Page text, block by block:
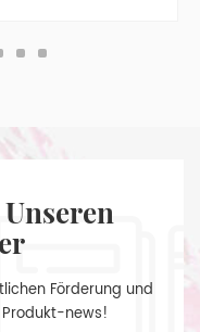
Förderung und
news!